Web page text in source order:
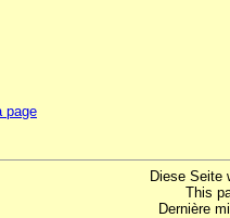
page
Diese Seite
This
Dernière